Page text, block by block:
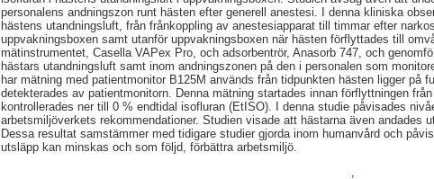
personalens andningszon runt hästen efter generell anestesi. I denna kliniska
hästens utandningsluft, från frånkoppling av anestesiapparat till timmar efter
uppvakningsboxen samt utanför uppvakningsboxen när hästen förflyttades till
mätinstrumentet, Casella VAPex Pro, och adsorbentrör, Anasorb 747, och
hästars utandningsluft samt inom andningszonen på den i personalen som
har mätning med patientmonitor B125M används från tidpunkten hästen ligger på
detekterades av patientmonitorn. Denna mätning startades innan förflyttningen
kontrollerades ner till 0 % endtidal isofluran (EtISO). I denna studie påvisades
arbetsmiljöverkets rekommendationer. Studien visade att hästarna även andades
Dessa resultat samstämmer med tidigare studier gjorda inom humanvård och
utsläpp kan minskas och som följd, förbättra arbetsmiljö.